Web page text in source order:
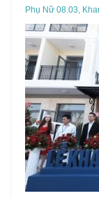
Phụ Nữ 08.03,